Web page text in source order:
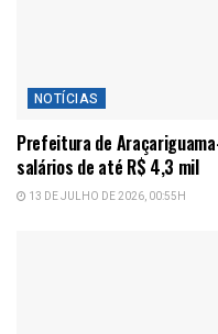
NOTÍCIAS
Prefeitura de
salários de até R$ 4,3 mil
13 DE JULHO DE 2026, 00:55H